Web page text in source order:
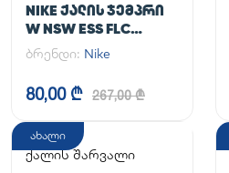
NIKE ᲥᲐᲚᲘᲡ ᲯᲔᲛᲞᲠᲘ
W NSW ESS FLC
HOODIE CLCTN RE
ბრენდი: Nike
80,00 ₾ 267,00 ₾
ახალი
ქალის შარვალი